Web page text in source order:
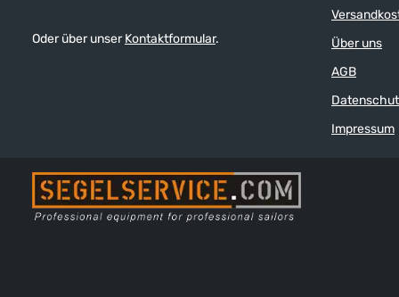
insbesondere
auf
aber auch
Aufgrund
Materials lässt
anderen
Oder über unserKontaktformular.
Über uns
AGB
Impressum